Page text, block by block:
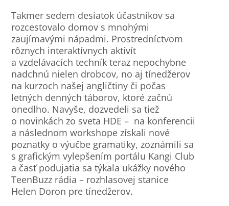
Takmer sedem desiatok účastníkov sa
rozcestovalo domov s mnohými
zaujímavými nápadmi. Prostredníctvom
rôznych interaktívnych aktivít
a vzdelávacích techník teraz nepochybne
nadchnú nielen drobcov, no aj tínedžerov
na kurzoch našej angličtiny či počas
letných denných táborov, ktoré začnú
onedlho. Navyše, dozvedeli sa tiež
o novinkách zo sveta HDE – na konferencii
a následnom workshope získali nové
poznatky o výučbe gramatiky, zoznámili sa
s grafickým vylepšením portálu Kangi Club
a časť podujatia sa týkala ukážky nového
TeenBuzz rádia – rozhlasovej stanice
Helen Doron pre tínedžerov.